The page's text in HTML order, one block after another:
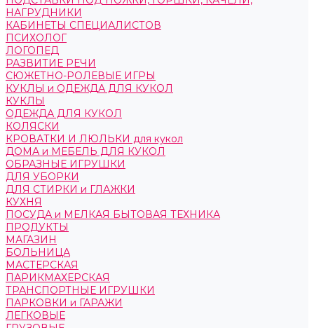
НАГРУДНИКИ
КАБИНЕТЫ СПЕЦИАЛИСТОВ
ПСИХОЛОГ
ЛОГОПЕД
РАЗВИТИЕ РЕЧИ
СЮЖЕТНО-РОЛЕВЫЕ ИГРЫ
КУКЛЫ и ОДЕЖДА ДЛЯ КУКОЛ
КУКЛЫ
ОДЕЖДА ДЛЯ КУКОЛ
КОЛЯСКИ
КРОВАТКИ И ЛЮЛЬКИ для кукол
ДОМА и МЕБЕЛЬ ДЛЯ КУКОЛ
ОБРАЗНЫЕ ИГРУШКИ
ДЛЯ УБОРКИ
ДЛЯ СТИРКИ и ГЛАЖКИ
КУХНЯ
ПОСУДА и МЕЛКАЯ БЫТОВАЯ ТЕХНИКА
ПРОДУКТЫ
МАГАЗИН
БОЛЬНИЦА
МАСТЕРСКАЯ
ПАРИКМАХЕРСКАЯ
ТРАНСПОРТНЫЕ ИГРУШКИ
ПАРКОВКИ и ГАРАЖИ
ЛЕГКОВЫЕ